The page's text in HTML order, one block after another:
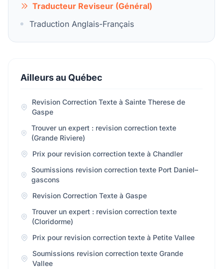
Traducteur Reviseur (Général)
Traduction Anglais-Français
Ailleurs au Québec
Revision Correction Texte à Sainte Therese de
Gaspe
Trouver un expert : revision correction texte
(Grande Riviere)
Prix pour revision correction texte à Chandler
Soumissions revision correction texte Port Daniel–
gascons
Revision Correction Texte à Gaspe
Trouver un expert : revision correction texte
(Cloridorme)
Prix pour revision correction texte à Petite Vallee
Soumissions revision correction texte Grande
Vallee